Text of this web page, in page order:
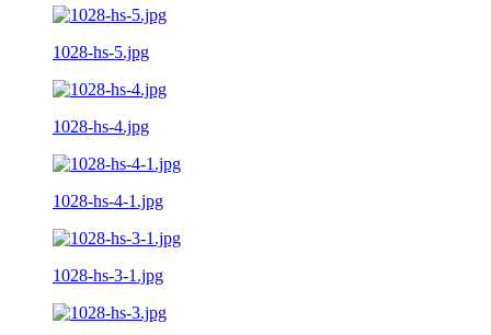
1028-hs-5.jpg
1028-hs-4.jpg
1028-hs-4-1.jpg
1028-hs-3-1.jpg